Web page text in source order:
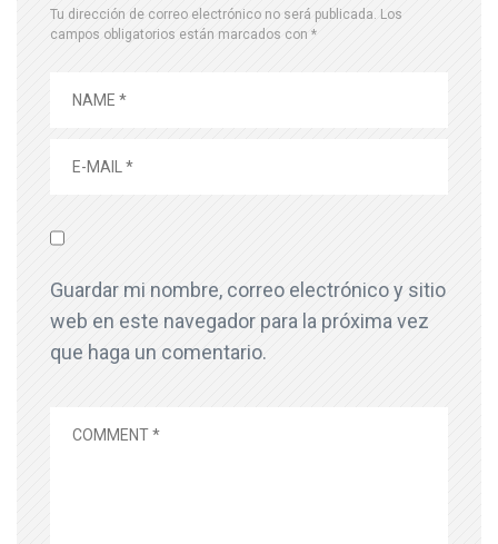
Tu dirección de correo electrónico no será publicada. Los
campos obligatorios están marcados con *
Guardar mi nombre, correo electrónico y sitio
web en este navegador para la próxima vez
que haga un comentario.